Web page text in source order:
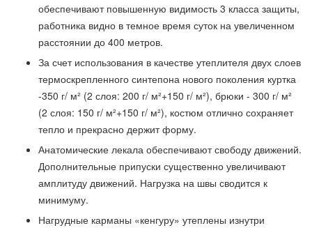
обеспечивают повышенную видимость 3 класса защиты,
работника видно в темное время суток на увеличенном
расстоянии до 400 метров.
За счет использования в качестве утеплителя двух слоев
термоскрепленного синтепона нового поколения куртка
-350 г/ м² (2 слоя: 200 г/ м²+150 г/ м²), брюки - 300 г/ м²
(2 слоя: 150 г/ м²+150 г/ м²), костюм отлично сохраняет
тепло и прекрасно держит форму.
Анатомические лекала обеспечивают свободу движений.
Дополнительные припуски существенно увеличивают
амплитуду движений. Нагрузка на швы сводится к
минимуму.
Нагрудные карманы «кенгуру» утеплены изнутри